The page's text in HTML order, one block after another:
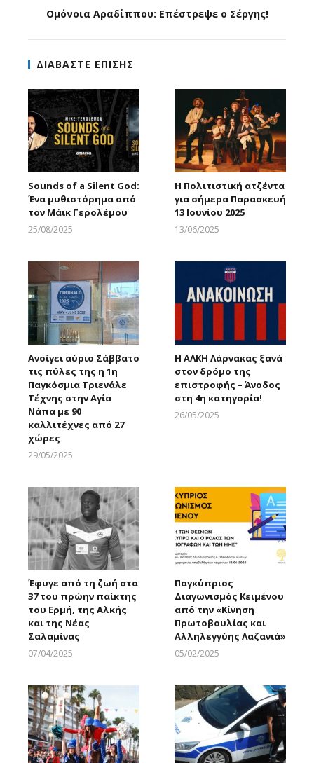
Ομόνοια Αραδίππου: Επέστρεψε ο Σέργης!
ΔΙΑΒΑΣΤΕ ΕΠΙΣΗΣ
Sounds of a Silent God:
Ένα μυθιστόρημα από
τον Μάικ Γερολέμου
25/08/2025
H Πολιτιστική ατζέντα
για σήμερα Παρασκευή
13 Ιουνίου 2025
13/06/2025
Ανοίγει αύριο Σάββατο
τις πύλες της η 1η
Παγκόσμια Τριενάλε
Τέχνης στην Αγία
Νάπα με 90
καλλιτέχνες από 27
χώρες
29/05/2025
Η ΑΛΚΗ Λάρνακας ξανά
στον δρόμο της
επιστροφής – Άνοδος
στη 4η κατηγορία!
26/05/2025
Έφυγε από τη ζωή στα
37 του πρώην παίκτης
του Ερμή, της Αλκής
και της Νέας
Σαλαμίνας
07/04/2025
Παγκύπριος
Διαγωνισμός Κειμένου
από την «Κίνηση
Πρωτοβουλίας και
Αλληλεγγύης Λαζανιά»
05/02/2025